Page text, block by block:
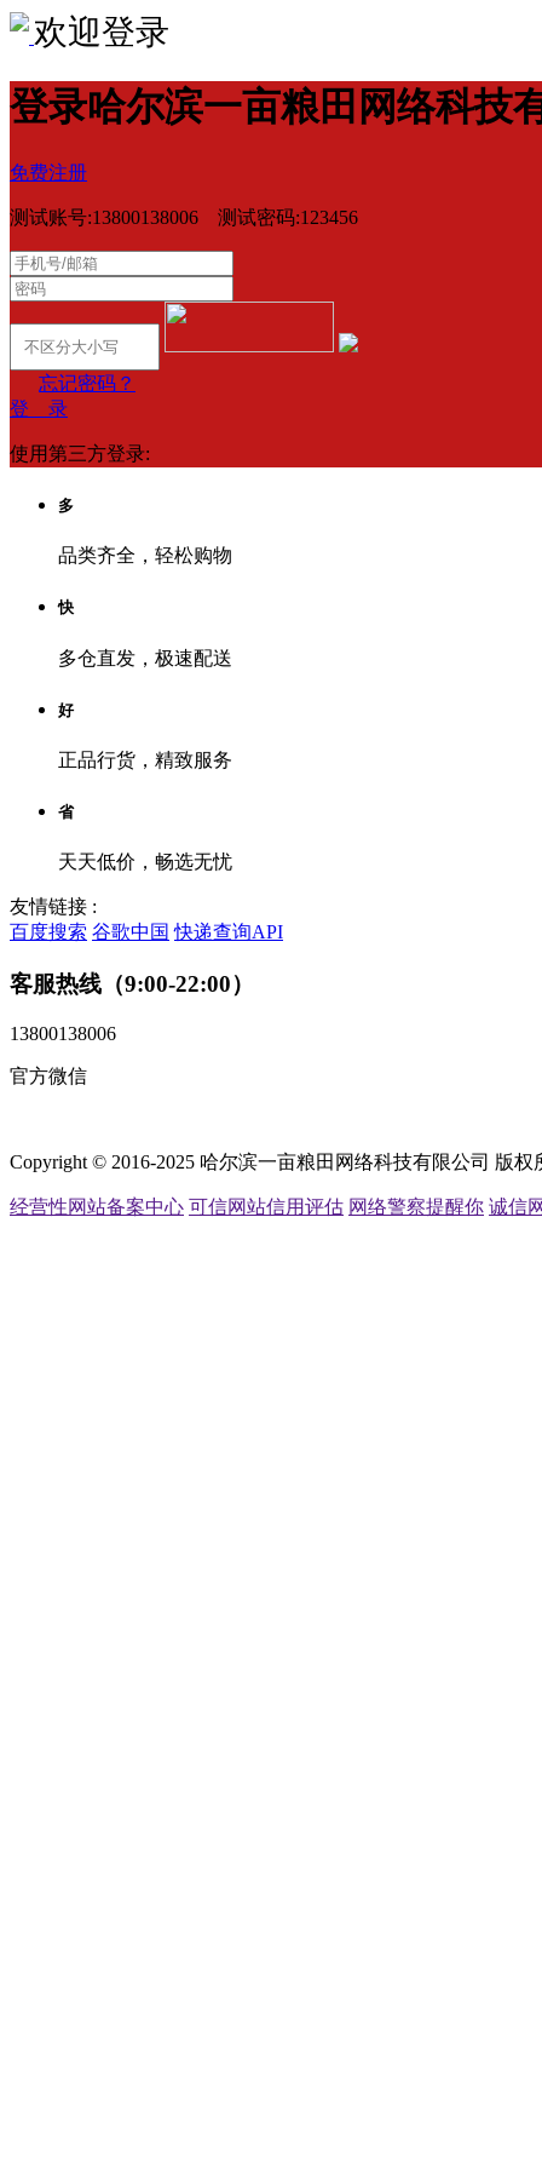
欢迎登录
登录哈尔滨一亩粮田网络科技
免费注册
测试账号:13800138006 测试密码:123456
忘记密码？
登 录
使用第三方登录:
多
品类齐全，轻松购物
快
多仓直发，极速配送
好
正品行货，精致服务
省
天天低价，畅选无忧
友情链接 :
百度搜索 谷歌中国 快递查询API
客服热线（9:00-22:00）
13800138006
官方微信
Copyright © 2016-2025 哈尔滨一亩粮田网络科技有限公司 版
经营性网站备案中心 可信网站信用评估 网络警察提醒你 诚信